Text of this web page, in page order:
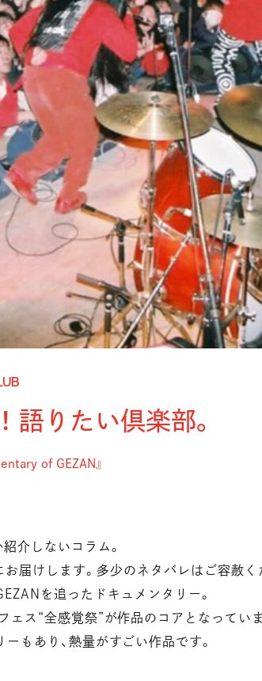
語りたい倶楽部。
of GEZAN』
介しないコラム。
届けします。多少のネタバレはご容赦く
を追ったドキュメンタリー。
ス“全感覚祭”が作品のコアとなっていま
もあり、熱量がすごい作品です。